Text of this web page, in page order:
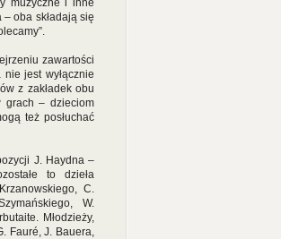
muzyczne i inne
oba składają się
zawartości
jest wyłącznie
z zakładek obu
grach – dzieciom
też posłuchać
J. Haydna –
to dzieła
C.
W.
Młodzieży,
Fauré, J. Bauera,